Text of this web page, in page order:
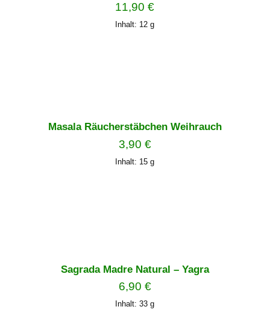
11,90€
Inhalt: 12g
Masala Räucherstäbchen Weihrauch
3,90 €
Inhalt: 15g
Sagrada Madre Natural – Yagra
6,90 €
Inhalt: 33g